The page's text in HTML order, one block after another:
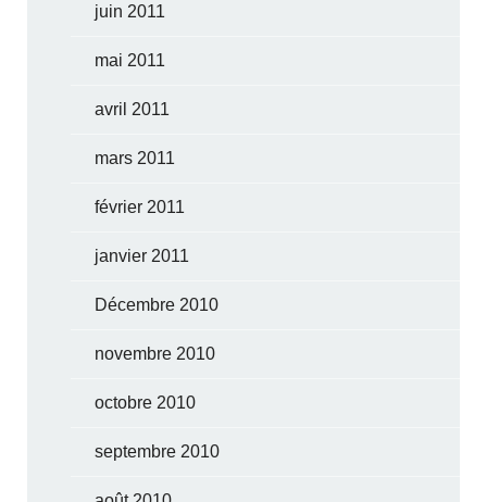
juin 2011
mai 2011
avril 2011
mars 2011
février 2011
janvier 2011
Décembre 2010
novembre 2010
octobre 2010
septembre 2010